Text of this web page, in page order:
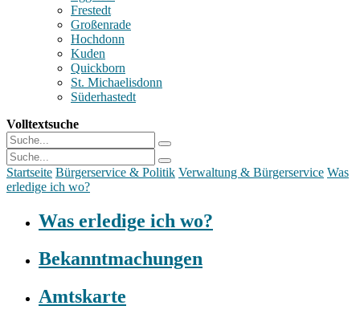
Frestedt
Großenrade
Hochdonn
Kuden
Quickborn
St. Michaelisdonn
Süderhastedt
Volltextsuche
Startseite Bürgerservice & Politik Verwaltung & Bürgerservice Was
erledige ich wo?
Was erledige ich wo?
Bekanntmachungen
Amtskarte